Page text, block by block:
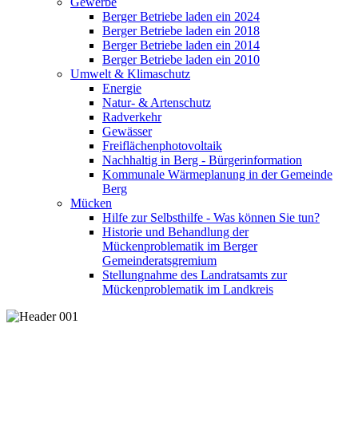
Berger Betriebe laden ein 2024
Berger Betriebe laden ein 2018
Berger Betriebe laden ein 2014
Berger Betriebe laden ein 2010
Umwelt & Klimaschutz
Energie
Natur- & Artenschutz
Radverkehr
Gewässer
Freiflächenphotovoltaik
Nachhaltig in Berg - Bürgerinformation
Kommunale Wärmeplanung in der Gemeinde
Berg
Mücken
Hilfe zur Selbsthilfe - Was können Sie tun?
Historie und Behandlung der
Mückenproblematik im Berger
Gemeinderatsgremium
Stellungnahme des Landratsamts zur
Mückenproblematik im Landkreis